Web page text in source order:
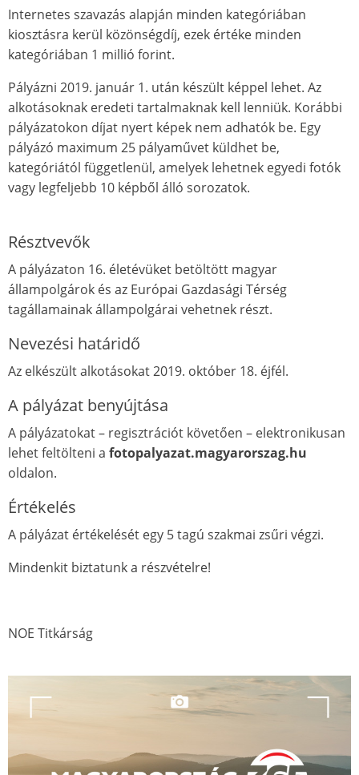
Internetes szavazás alapján minden kategóriában
kiosztásra kerül közönségdíj, ezek értéke minden
kategóriában 1 millió forint.
Pályázni 2019. január 1. után készült képpel lehet. Az
alkotásoknak eredeti tartalmaknak kell lenniük. Korábbi
pályázatokon díjat nyert képek nem adhatók be. Egy
pályázó maximum 25 pályaművet küldhet be,
kategóriától függetlenül, amelyek lehetnek egyedi fotók
vagy legfeljebb 10 képből álló sorozatok.
Résztvevők
A pályázaton 16. életévüket betöltött magyar
állampolgárok és az Európai Gazdasági Térség
tagállamainak állampolgárai vehetnek részt.
Nevezési határidő
Az elkészült alkotásokat 2019. október 18. éjfél.
A pályázat benyújtása
A pályázatokat – regisztrációt követően – elektronikusan
lehet feltölteni a fotopalyazat.magyarorszag.hu
oldalon.
Értékelés
A pályázat értékelését egy 5 tagú szakmai zsűri végzi.
Mindenkit biztatunk a részvételre!
NOE Titkárság